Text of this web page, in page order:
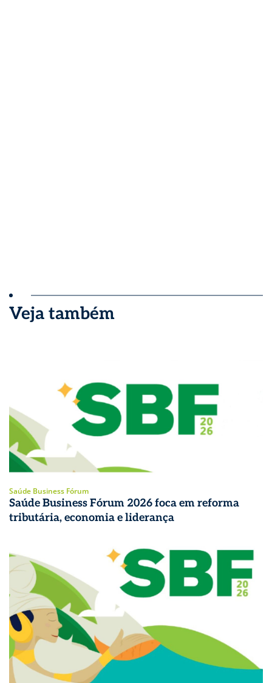
Veja também
Saúde Business Fórum
Saúde Business Fórum 2026 foca em reforma
tributária, economia e liderança